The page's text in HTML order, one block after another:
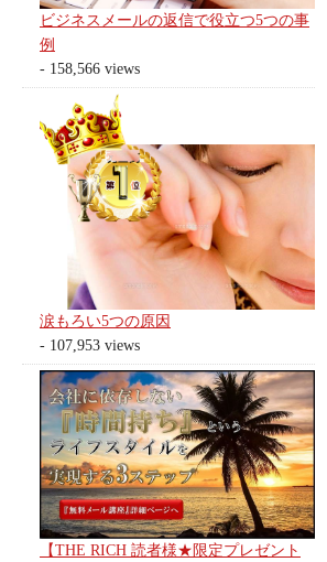
ビジネスメールの返信で役立つ5つの事
例
- 158,566 views
涙もろい5つの原因
- 107,953 views
【THE RICH 読者様★限定プレゼント